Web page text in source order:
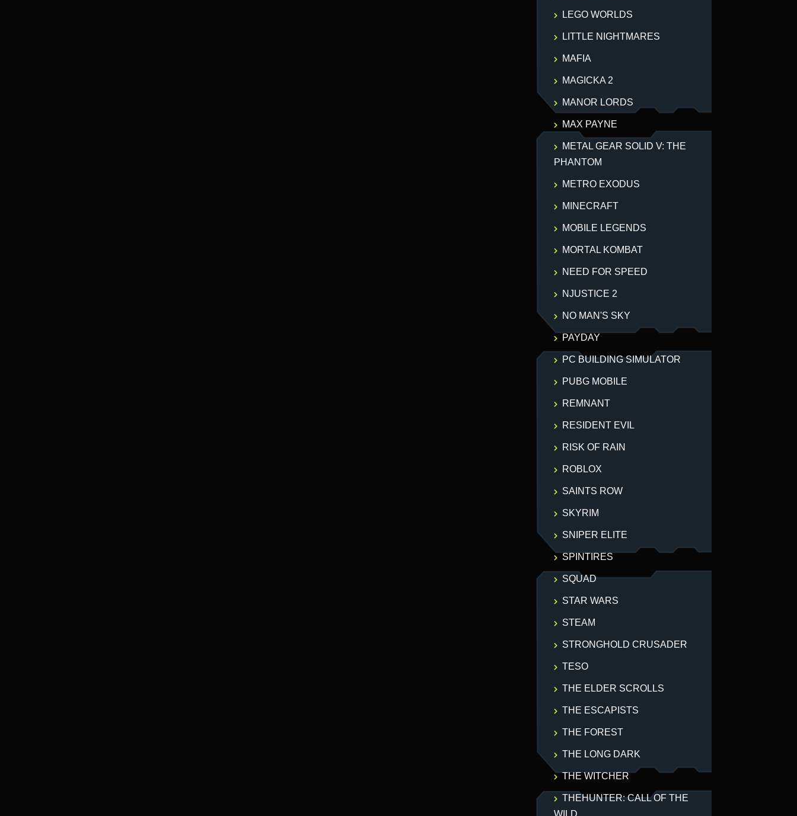
LEGO WORLDS
LITTLE NIGHTMARES
MAFIA
MAGICKA 2
MANOR LORDS
MAX PAYNE
METAL GEAR SOLID V: THE
PHANTOM
METRO EXODUS
MINECRAFT
MOBILE LEGENDS
MORTAL KOMBAT
NEED FOR SPEED
NJUSTICE 2
NO MAN'S SKY
PAYDAY
PC BUILDING SIMULATOR
PUBG MOBILE
REMNANT
RESIDENT EVIL
RISK OF RAIN
ROBLOX
SAINTS ROW
SKYRIM
SNIPER ELITE
SPINTIRES
SQUAD
STAR WARS
STEAM
STRONGHOLD CRUSADER
TESO
THE ELDER SCROLLS
THE ESCAPISTS
THE FOREST
THE LONG DARK
THE WITCHER
THEHUNTER: CALL OF THE
WILD